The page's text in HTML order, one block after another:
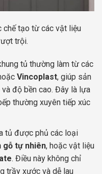
chế tạo từ các vật liệu
trội.
tủ thường làm từ các
Vincoplast, giúp sản
độ bền cao. Đây là lựa
thường xuyên tiếp xúc
tủ được phủ các loại
gỗ tự nhiên, hoặc vật liệu
. Điều này không chỉ
trầy xước và dễ lau